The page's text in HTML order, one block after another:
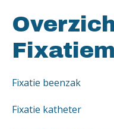
Fixatie beenzak
Fixatie katheter